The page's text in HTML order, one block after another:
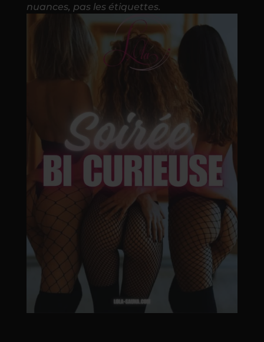
nuances, pas les étiquettes.